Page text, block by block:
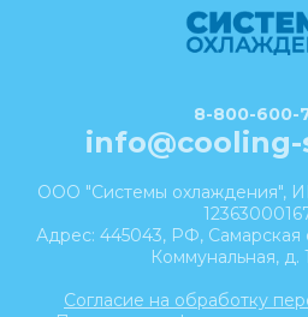
8-800-600-
ООО "Системы охлаждения",
Адрес: 445043, РФ, Самарская
Коммунальная, д.
Согласие на обработку